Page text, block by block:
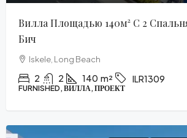
Вилла Площадью 140м² С 2
Бич
Iskele, Long Beach
2 2 140 m² ILR1309
FURNISHED, ВИЛЛА, ПРОЕКТ